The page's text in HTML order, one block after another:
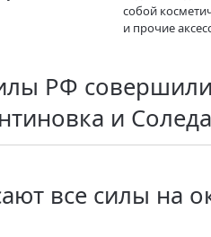
собой
и прочие
РФ
и
все силы на